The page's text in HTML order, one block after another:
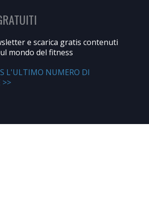
e scarica gratis contenuti
mondo del fitness
L'ULTIMO NUMERO DI
>>